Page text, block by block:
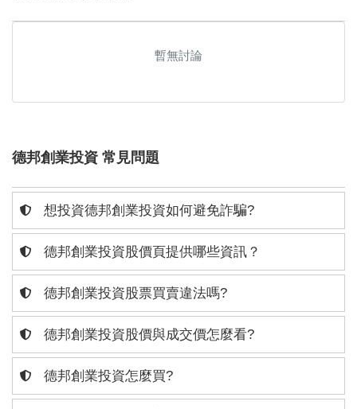
暫無討論
德邦創業投資 常見問題
想投資德邦創業投資如何避免詐騙?
德邦創業投資股價頁提供哪些資訊？
德邦創業投資股票買賣違法嗎?
德邦創業投資股價與成交價怎麼看?
德邦創業投資怎麼買?